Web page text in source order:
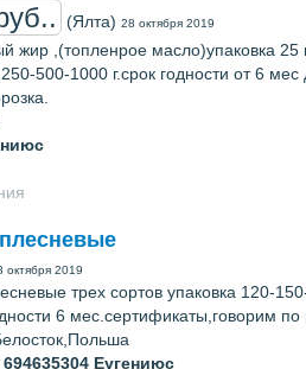
(Ялта) 28 октября 2019
жир ,(топленрое масло)упаковка 25
500-1000 г.срок годности от 6 мес
октября 2019
трех сортов упаковка 120-
6 мес.сертификаты,говорим по
694635304 Еугениюс